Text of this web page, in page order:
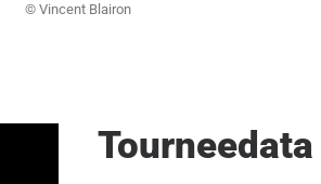
© Vincent Blairon
Tourneedata